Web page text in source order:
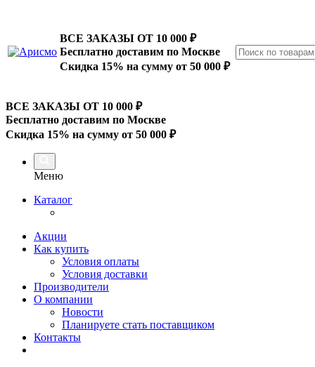
ВСЕ ЗАКАЗЫ ОТ 10 000 ₽
Бесплатно доставим по Москве
Скидка 15% на сумму от 50 000 ₽
ВСЕ ЗАКАЗЫ ОТ 10 000 ₽
Бесплатно доставим по Москве
Скидка 15% на сумму от 50 000 ₽
Меню
Каталог
Акции
Как купить
Условия оплаты
Условия доставки
Производители
О компании
Новости
Планируете стать поставщиком
Контакты